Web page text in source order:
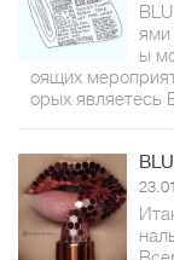
ями
ы
оящих
орых